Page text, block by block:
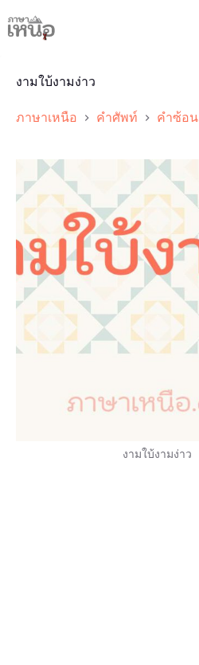
to
content
งามใบ้งามง่าว
ภาษาเหนือ คำศัพท์ คำซ้อน
งามใบ้งามง่าว